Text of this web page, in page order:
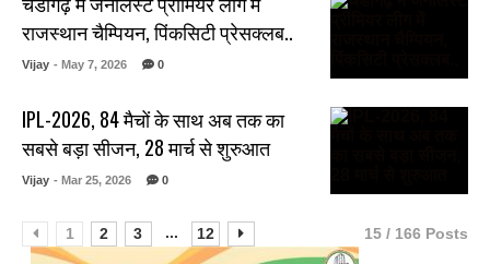
राजस्थान चैम्पियन, पिंकसिटी प्रेसक्लब..
Vijay - May 7, 2026 0
IPL-2026, 84 मैचों के साथ अब तक का
सबसे बड़ा सीजन, 28 मार्च से शुरुआत
Vijay - Mar 25, 2026 0
1 2 3 ... 12 15 / 166 Posts